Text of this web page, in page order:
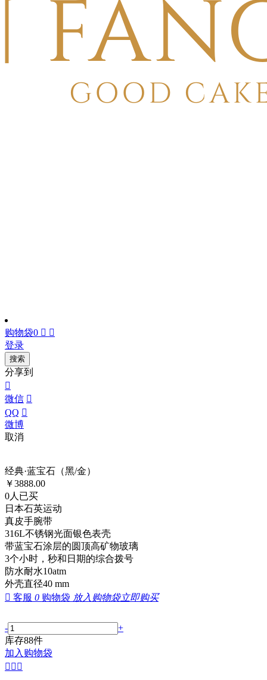
购物袋0  
登录
搜索
分享到

微信 
QQ 
微博
取消
经典·蓝宝石（黑/金）
￥3888.00
0人已买
日本石英运动
真皮手腕带
316L不锈钢光面银色表壳
带蓝宝石涂层的圆顶高矿物玻璃
3个小时，秒和日期的综合拨号
防水耐水10atm
外壳直径40 mm
 客服 0 购物袋 放入购物袋立即购买
-
+
库存88件
加入购物袋
  